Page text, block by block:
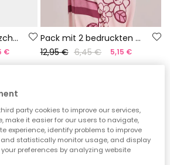
Pack mit 2 Baby-Lätzchen aus weißer Baumwolle
€
Pack mit 2 bedruckten Lätzchen aus Baumwolle für Babys.
12,95 € 6,45 € 5,15 €
party cookies to improve our services,
make it easier for our users to navigate,
experience, identify problems to improve
statistically monitor usage, and display
preferences by analyzing website